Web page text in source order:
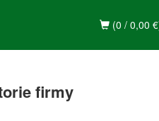
(0 / 0,00
firmy